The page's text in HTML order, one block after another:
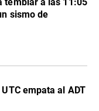
sismo de
empata al ADT